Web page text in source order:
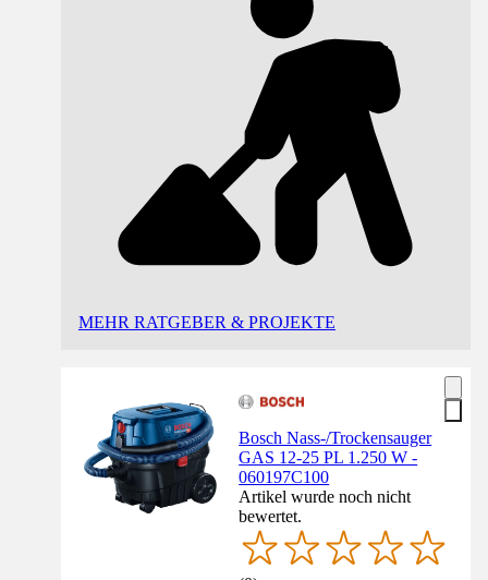
MEHR RATGEBER & PROJEKTE
Bosch Nass-/Trockensauger
GAS 12-25 PL 1.250 W -
060197C100
Artikel wurde noch nicht
bewertet.